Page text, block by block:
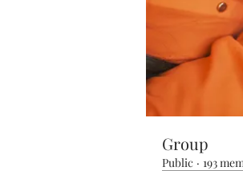
Group
Public · 193